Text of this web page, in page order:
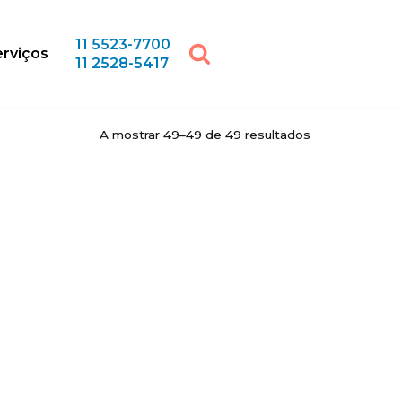
11 5523-7700
11 2528-5417
A mostrar 49–49 de 49 resultados